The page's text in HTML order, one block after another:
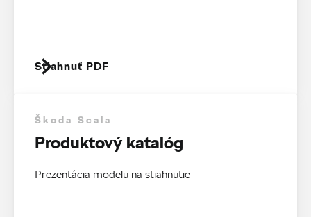
Stiahnuť PDF
Škoda Scala
Produktový katalóg
Prezentácia modelu na stiahnutie